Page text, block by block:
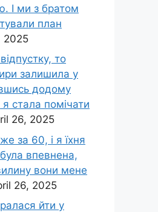
І ми з братом
план
2025
то
залишила у
додому
стала помічати
26, 2025
за 60, і я їхня
впевнена,
вони мене
26, 2025
йти у